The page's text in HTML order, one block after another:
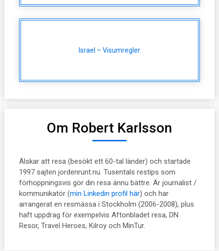
Israel – Visumregler
Om Robert Karlsson
Älskar att resa (besökt ett 60-tal länder) och startade
1997 sajten jordenrunt.nu. Tusentals restips som
förhoppningsvis gör din resa ännu bättre. Är journalist /
kommunikatör (min Linkedin profil här) och har
arrangerat en resmässa i Stockholm (2006-2008), plus
haft uppdrag för exempelvis Aftonbladet resa, DN
Resor, Travel Heroes, Kilroy och MinTur.